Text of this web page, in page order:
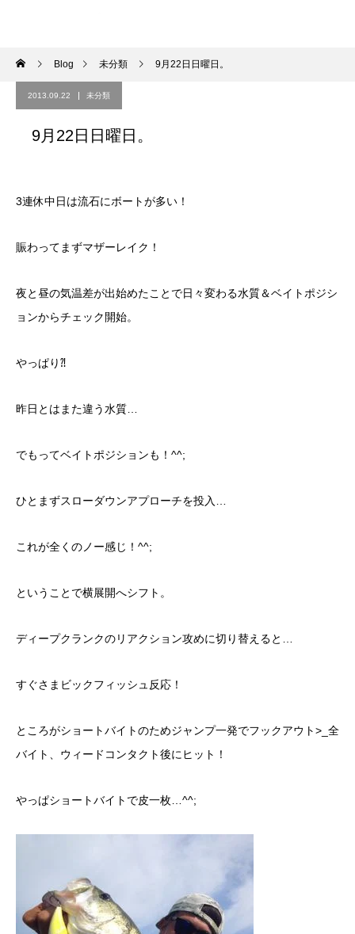
Blog 未分類 9月22日日曜日。
2013.09.22 未分類
9月22日日曜日。
3連休中日は流石にボートが多い！
賑わってまずマザーレイク！
夜と昼の気温差が出始めたことで日々変わる水質＆ベイトポジシ
ョンからチェック開始。
やっぱり⁈
昨日とはまた違う水質…
でもってベイトポジションも！^^;
ひとまずスローダウンアプローチを投入…
これが全くのノー感じ！^^;
ということで横展開へシフト。
ディープクランクのリアクション攻めに切り替えると…
すぐさまビックフィッシュ反応！
ところがショートバイトのためジャンプ一発でフックアウト>_全
バイト、ウィードコンタクト後にヒット！
やっぱショートバイトで皮一枚…^^;